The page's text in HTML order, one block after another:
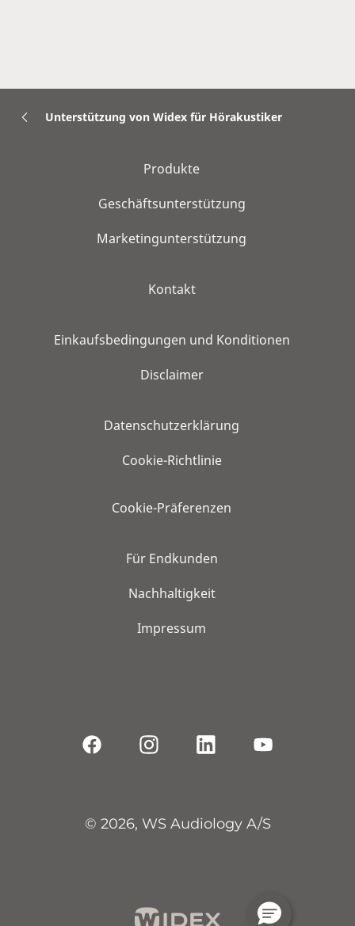
Unterstützung von Widex für Hörakustiker
Produkte
Geschäftsunterstützung
Marketingunterstützung
Kontakt
Einkaufsbedingungen und Konditionen
Disclaimer
Datenschutzerklärung
Cookie-Richtlinie
Cookie-Präferenzen
Für Endkunden
Nachhaltigkeit
Impressum
© 2026, WS Audiology A/S